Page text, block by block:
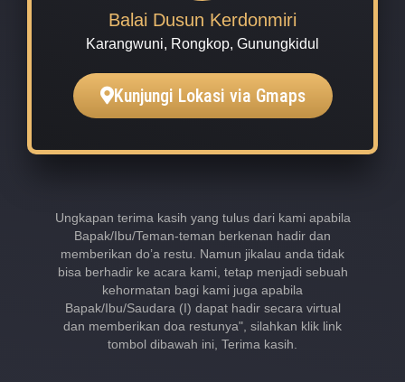
Balai Dusun Kerdonmiri
Karangwuni, Rongkop, Gunungkidul
Kunjungi Lokasi via Gmaps
Ungkapan terima kasih yang tulus dari kami apabila
Bapak/Ibu/Teman-teman berkenan hadir dan
memberikan do’a restu. Namun jikalau anda tidak
bisa berhadir ke acara kami, tetap menjadi sebuah
kehormatan bagi kami juga apabila
Bapak/Ibu/Saudara (I) dapat hadir secara virtual
dan memberikan doa restunya", silahkan klik link
tombol dibawah ini, Terima kasih.